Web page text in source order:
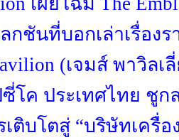
กชันที่บอกเล่าเรื่อง
(เจมส์ พาวิลเ
โค ประเทศไทย ชู
เติบโตสู่ “บริษัทเครื่